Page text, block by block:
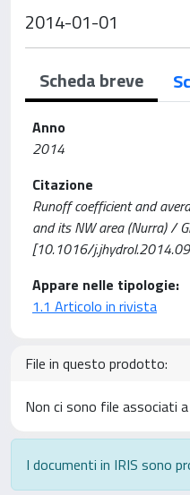
2014-01-01
Scheda breve
Anno
2014
Citazione
Runoff coefficient and
and its NW area (Nurra) /
[10.1016/
Appare nelle tipologie:
1.1 Articolo in rivista
File in questo prodotto:
Non ci sono file associati
I documenti in IRIS sono